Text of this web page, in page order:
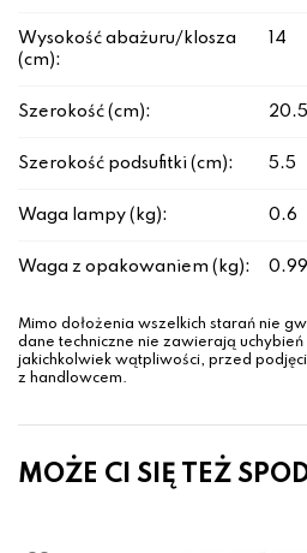
Wysokość abażuru/klosza
(cm):
14
Szerokość (cm): 20.5
Szerokość podsufitki (cm): 5.5
Waga lampy (kg): 0.6
Waga z opakowaniem (kg): 0.99
Mimo dołożenia wszelkich starań nie
dane techniczne nie zawierają
jakichkolwiek wątpliwości, przed
z handlowcem.
MOŻE CI SIĘ TEŻ